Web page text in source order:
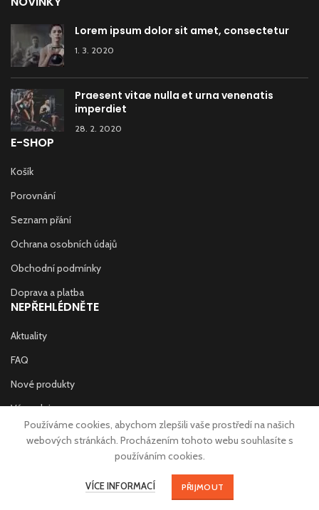
Lorem ipsum dolor sit amet, consectetur
1. 3. 2020
Praesent vitae nulla et urna venenatis
imperdiet
28. 2. 2020
E-SHOP
Košík
Porovnání
Seznam přání
Ochrana osobních údajů
Obchodní podmínky
Doprava a platba
NEPŘEHLÉDNĚTE
Aktuality
FAQ
Nové produkty
Výprodej
Prodejny
Copyright © 2020 W-SPORT Store s.r.o. | Made with
Používáme cookies, abychom zlepšili vaše prostředí na našich
webových stránkách. Procházením tohoto webu souhlasíte s
používáním cookies.
VÍCE INFORMACÍ PŘIJMOUT